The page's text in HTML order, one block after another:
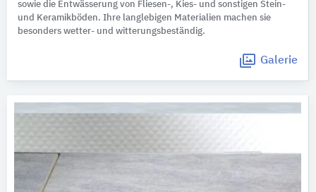
sowie die Entwässerung von Fliesen-, Kies- und sonstigen Stein-
und Keramikböden. Ihre langlebigen Materialien machen sie
besonders wetter- und witterungsbeständig.
Galerie